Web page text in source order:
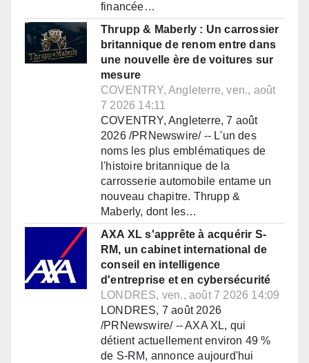
financée…
Thrupp & Maberly : Un carrossier
britannique de renom entre dans
une nouvelle ère de voitures sur
mesure
COVENTRY, Angleterre, ven., août
7 2026 14:11
COVENTRY, Angleterre, 7 août
2026 /PRNewswire/ -- L'un des
noms les plus emblématiques de
l'histoire britannique de la
carrosserie automobile entame un
nouveau chapitre. Thrupp &
Maberly, dont les…
AXA XL s'apprête à acquérir S-
RM, un cabinet international de
conseil en intelligence
d'entreprise et en cybersécurité
LONDRES, ven., août 7 2026 14:09
LONDRES, 7 août 2026
/PRNewswire/ -- AXA XL, qui
détient actuellement environ 49 %
de S-RM, annonce aujourd'hui